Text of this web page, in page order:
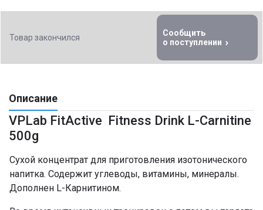
Товар закончился
Сообщить
о поступлении
Описание
VPLab FitActive Fitness Drink L-Carnitine
500g
Сухой концентрат для приготовления изотонического
напитка. Содержит углеводы, витамины, минералы.
Дополнен L-Карнитином.